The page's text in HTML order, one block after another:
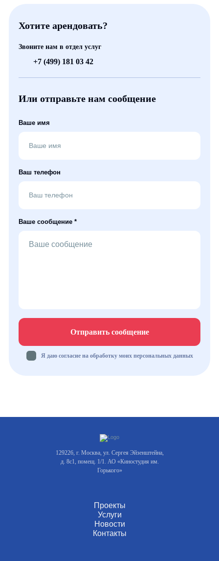
Хотите арендовать?
Звоните нам в отдел услуг
+7 (499) 181 03 42
Или отправьте нам сообщение
Ваше имя
Ваш телефон
Ваше сообщение *
Отправить сообщение
Я даю согласие на обработку моих персональных данных
129226, г. Москва, ул. Сергея Эйзенштейна,
д. 8с1, помещ. 1/1. АО «Киностудия им.
Горького»
Проекты
Услуги
Новости
Контакты